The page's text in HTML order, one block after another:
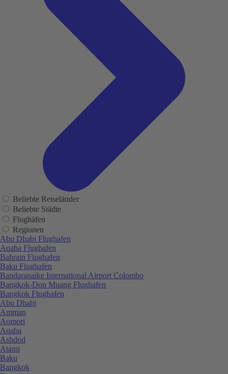
Beliebte Reiseländer
Beliebte Städte
Flughäfen
Regionen
Abu Dhabi Flughafen
Aqaba Flughafen
Bahrain Flughafen
Baku Flughafen
Bandaranaike International Airport Colombo
Bangkok-Don Muang Flughafen
Bangkok Flughafen
Abu Dhabi
Amman
Aomori
Aqaba
Ashdod
Atami
Baku
Bangkok